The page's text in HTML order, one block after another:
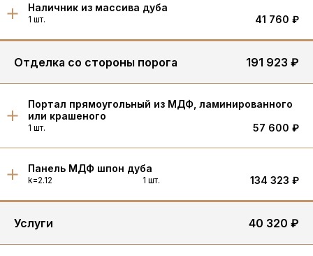
Наличник из массива дуба
1 шт. 41 760 ₽
Отделка со стороны порога 191 923 ₽
Портал прямоугольный из МДФ, ламинированного
или крашеного
1 шт. 57 600 ₽
Панель МДФ шпон дуба
k=2.12 1 шт. 134 323 ₽
Услуги 40 320 ₽